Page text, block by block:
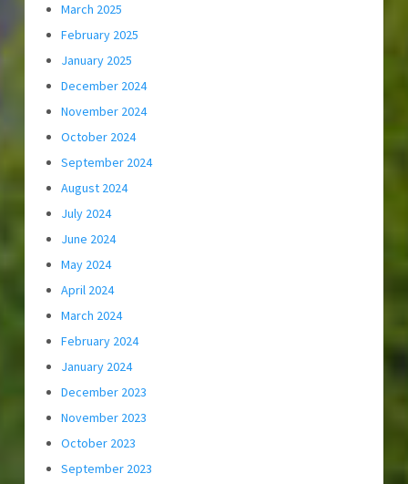
March 2025
February 2025
January 2025
December 2024
November 2024
October 2024
September 2024
August 2024
July 2024
June 2024
May 2024
April 2024
March 2024
February 2024
January 2024
December 2023
November 2023
October 2023
September 2023